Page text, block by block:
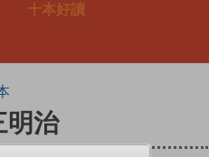
十本好讀
明治